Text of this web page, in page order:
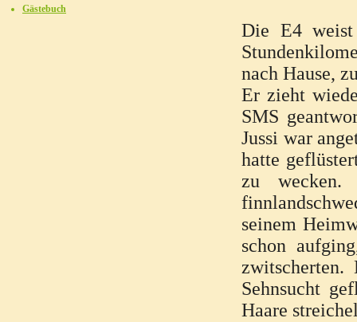
Die E4
nach Hause,
Er zieht
SMS
Jussi war
hatte
zu
seinem
schon
zwitscherten.
Sehnsucht
Haare
Gästebuch